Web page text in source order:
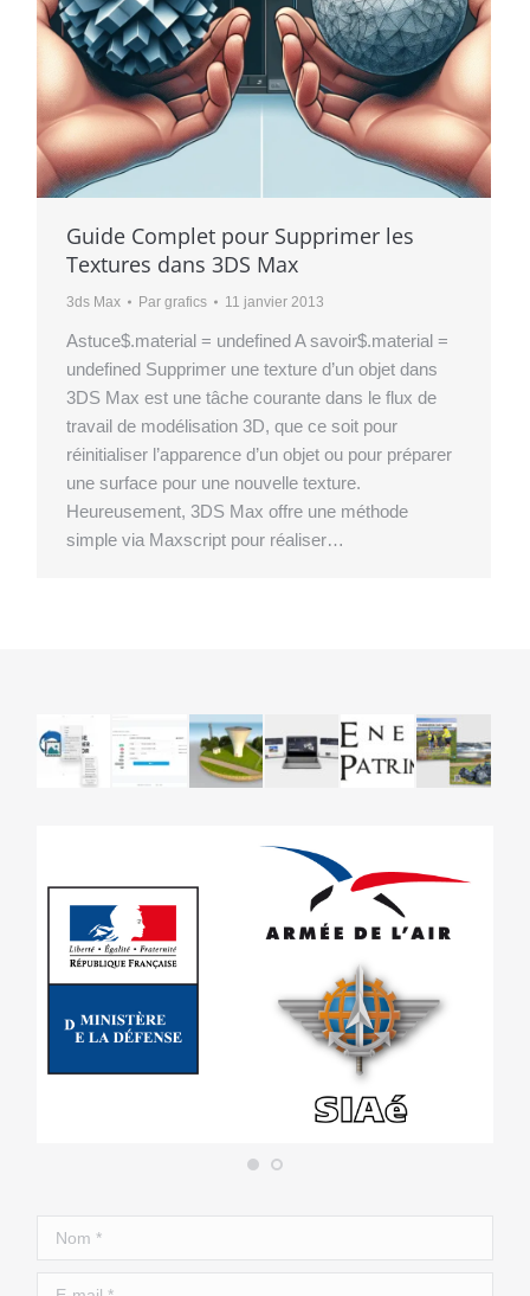
Guide Complet pour Supprimer les
Textures dans 3DS Max
3ds Max Pargrafics 11 janvier 2013
Astuce$.material = undefined A savoir$.material =
undefined Supprimer une texture d’un objet dans
3DS Max est une tâche courante dans le flux de
travail de modélisation 3D, que ce soit pour
réinitialiser l’apparence d’un objet ou pour préparer
une surface pour une nouvelle texture.
Heureusement, 3DS Max offre une méthode
simple via Maxscript pour réaliser…
Nom *
E-mail *